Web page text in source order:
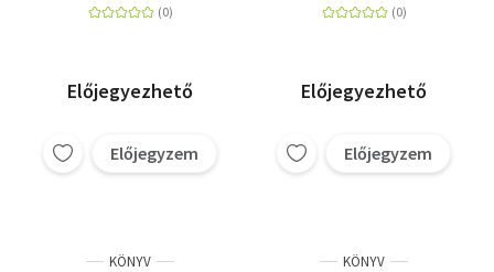
Előjegyezhető
Előjegyzem
Előjegyezhető
Előjegyzem
KÖNYV KÖNYV